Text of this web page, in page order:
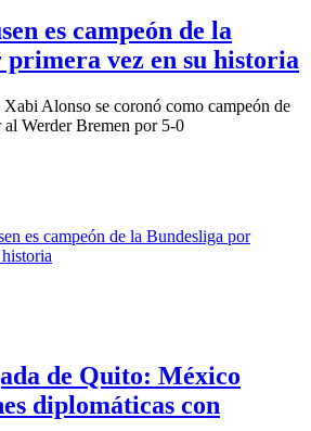
es campeón de la
primera vez en su historia
Alonso se coronó como campeón de
Werder Bremen por 5-0
de Quito: México
diplomáticas con